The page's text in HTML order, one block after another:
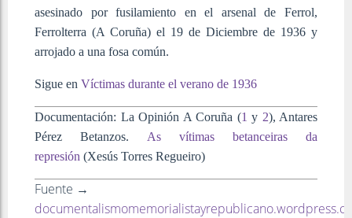
asesinado por fusilamiento en el arsenal de Ferrol,
Ferrolterra (A Coruña) el 19 de Diciembre de 1936 y
arrojado a una fosa común.
Sigue en Víctimas durante el verano de 1936
Documentación: La Opinión A Coruña (1 y 2), Antares
Pérez Betanzos. As vítimas betanceiras da
represión (Xesús Torres Regueiro)
Fuente →